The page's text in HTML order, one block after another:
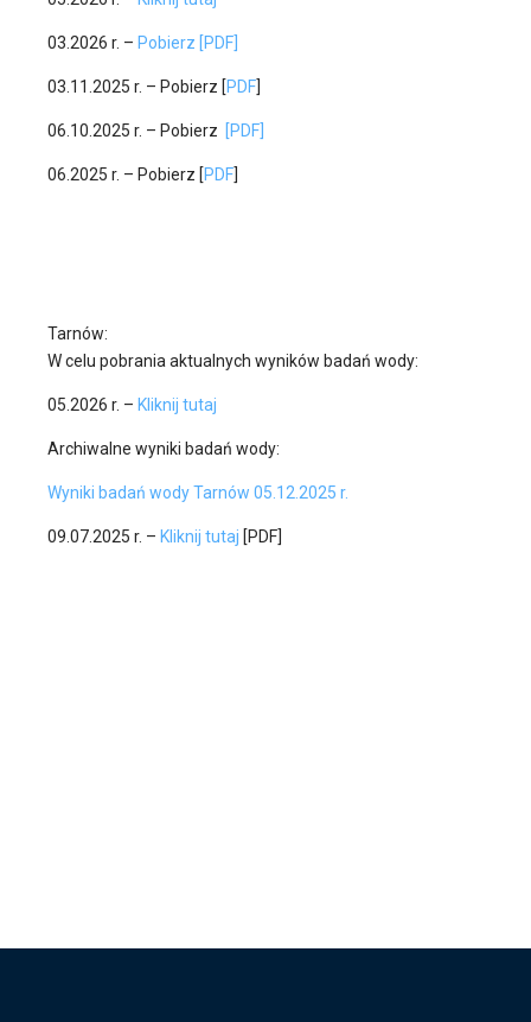
03.2026 r. – Pobierz [PDF]
03.11.2025 r. – Pobierz [PDF]
06.10.2025 r. – Pobierz [PDF]
06.2025 r. – Pobierz [PDF]
Tarnów:
W celu pobrania aktualnych wyników badań wody:
05.2026 r. – Kliknij tutaj
Archiwalne wyniki badań wody:
Wyniki badań wody Tarnów 05.12.2025 r.
09.07.2025 r. – Kliknij tutaj [PDF]